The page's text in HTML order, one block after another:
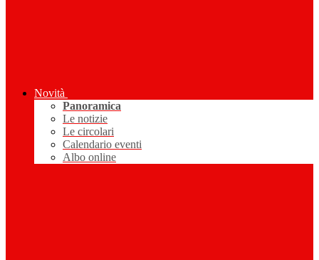
Novità
Panoramica
Le notizie
Le circolari
Calendario eventi
Albo online